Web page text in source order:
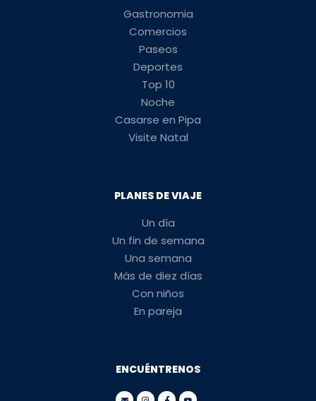
Gastronomia
Comercios
Paseos
Deportes
Top 10
Noche
Casarse en Pipa
Visite Natal
PLANES DE VIAJE
Un día
Un fin de semana
Una semana
Más de diez días
Con niños
En pareja
ENCUÉNTRENOS